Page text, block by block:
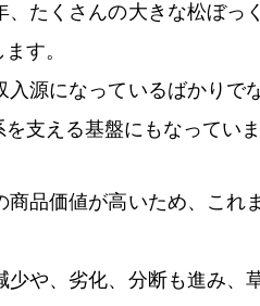
たくさんの大きな松ぼっ
す。
源になっているばかりで
を支える基盤にもなってい
品価値が高いため、これ
や、劣化、分断も進み、